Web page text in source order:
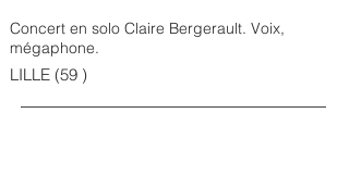
Concert en solo Claire Bergerault. Voix,
mégaphone.
LILLE (59 )